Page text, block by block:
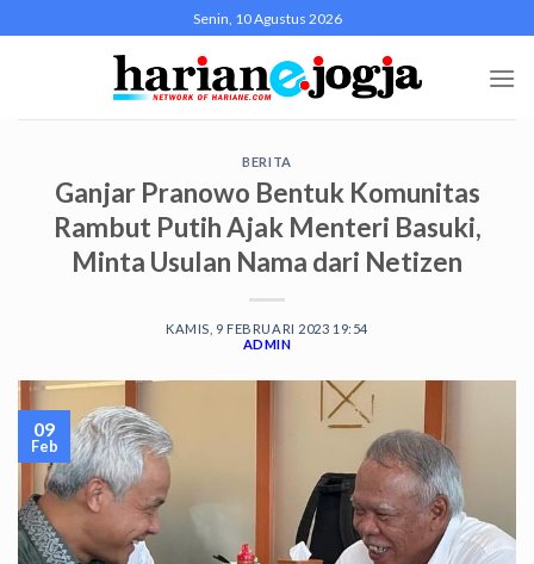
to
Senin, 10 Agustus 2026
BERITA
Ganjar Pranowo Bentuk Komunitas
Rambut Putih Ajak Menteri Basuki,
Minta Usulan Nama dari Netizen
KAMIS, 9 FEBRUARI 2023 19:54
ADMIN
09
Feb